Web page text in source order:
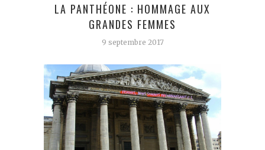
LA PANTHÉONE : HOMMAGE AUX
GRANDES FEMMES
9 septembre 2017